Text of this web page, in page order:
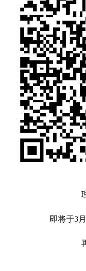
即将于3